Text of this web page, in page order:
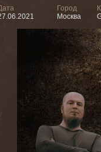
Город
Москва